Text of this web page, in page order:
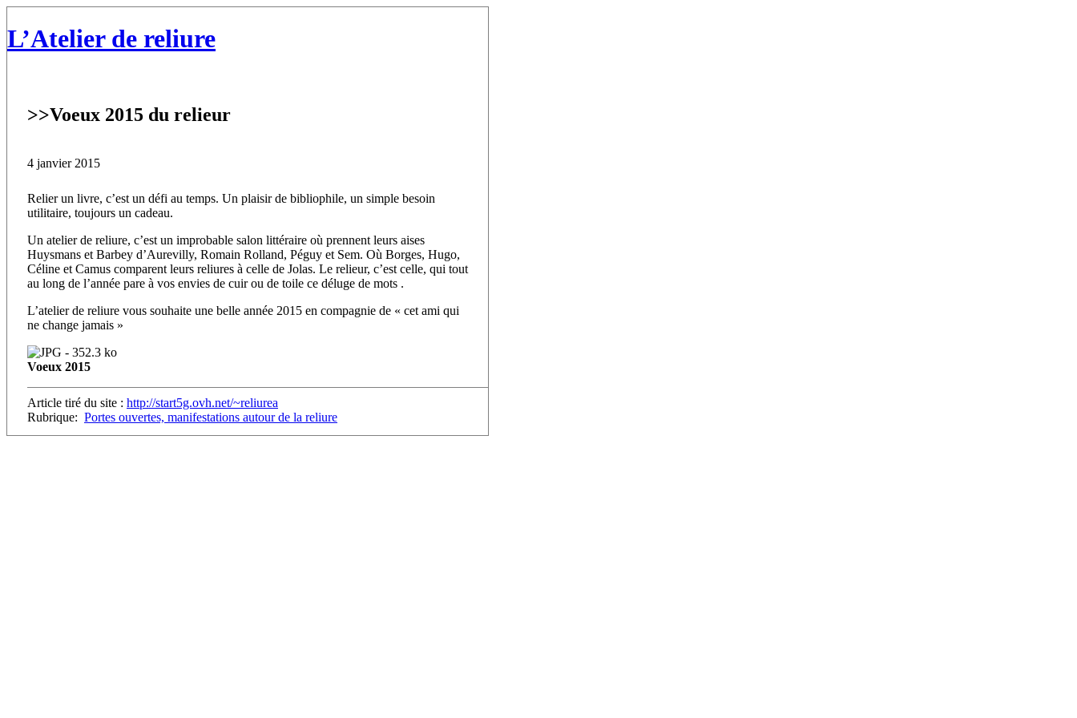
L’Atelier de reliure
>>Voeux 2015 du relieur
4 janvier 2015
Relier un livre, c’est un défi au temps. Un plaisir de bibliophile, un simple besoin
utilitaire, toujours un cadeau.
Un atelier de reliure, c’est un improbable salon littéraire où prennent leurs aises
Huysmans et Barbey d’Aurevilly, Romain Rolland, Péguy et Sem. Où Borges, Hugo,
Céline et Camus comparent leurs reliures à celle de Jolas. Le relieur, c’est celle, qui tout
au long de l’année pare à vos envies de cuir ou de toile ce déluge de mots .
L’atelier de reliure vous souhaite une belle année 2015 en compagnie de « cet ami qui
ne change jamais »
Voeux 2015
Article tiré du site : http://start5g.ovh.net/~reliurea
Rubrique: Portes ouvertes, manifestations autour de la reliure